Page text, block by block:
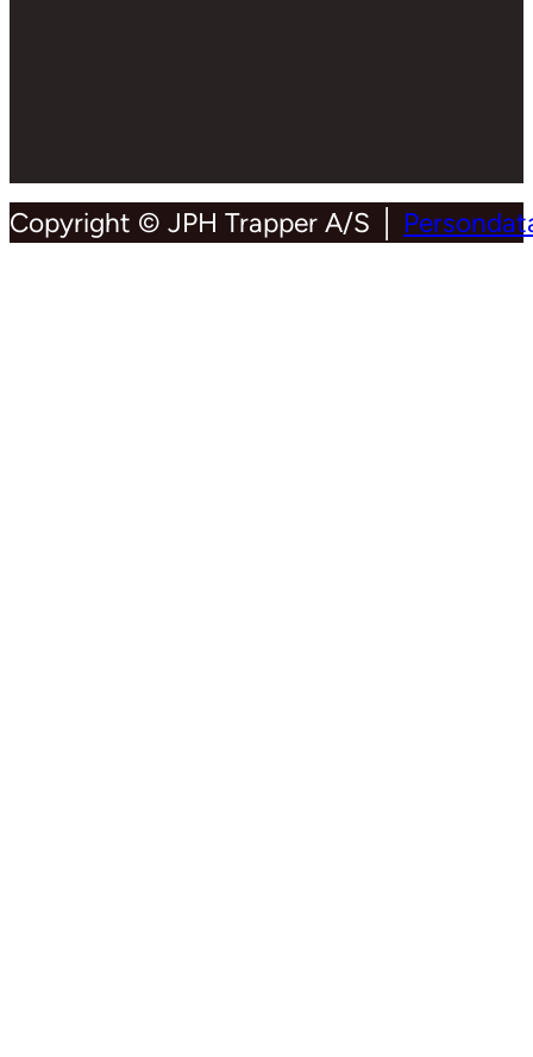
Copyright © JPH Trapper A/S │